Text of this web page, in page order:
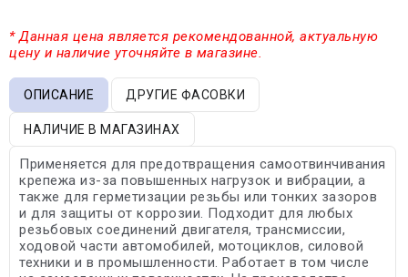
* Данная цена является рекомендованной, актуальную
цену и наличие уточняйте в магазине.
ОПИСАНИЕ ДРУГИЕ ФАСОВКИ
НАЛИЧИЕ В МАГАЗИНАХ
Применяется для предотвращения самоотвинчивания
крепежа из-за повышенных нагрузок и вибрации, а
также для герметизации резьбы или тонких зазоров
и для защиты от коррозии. Подходит для любых
резьбовых соединений двигателя, трансмиссии,
ходовой части автомобилей, мотоциклов, силовой
техники и в промышленности. Работает в том числе